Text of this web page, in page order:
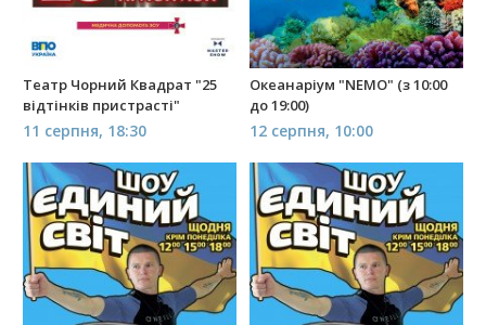
Театр Чорний Квадрат "25
відтінків пристрасті"
11 серпня, 18:30
Океанаріум "NEMO" (з 10:00
до 19:00)
12 серпня, 10:00